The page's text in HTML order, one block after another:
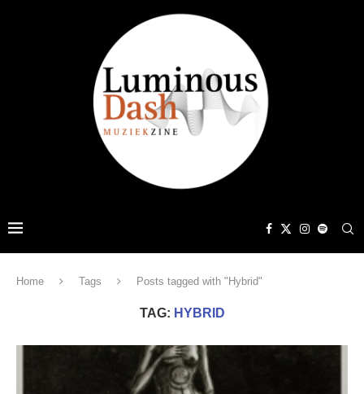
Home Tags Posts tagged with "Hybrid"
TAG: HYBRID